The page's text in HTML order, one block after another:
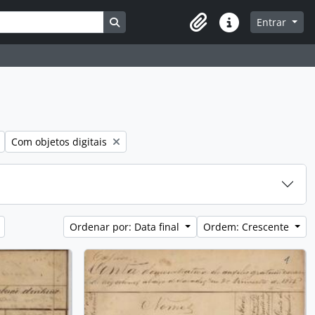
Busque na página de navegação
Atalhos Entrar
Remover filtro:
Com objetos digitais
Ordenar por: Data final Ordem: Crescente